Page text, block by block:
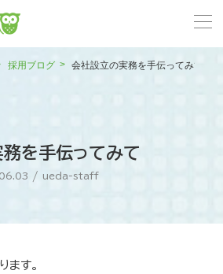
採用ブログ 会社設立の実務を手伝ってみて
を手伝ってみて
/ ueda-staff
ます。